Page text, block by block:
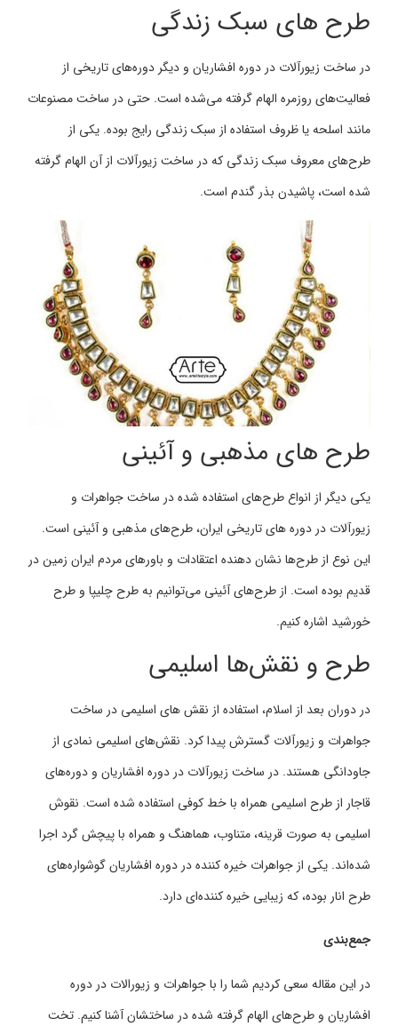
طرح های سبک زندگی
در ساخت زیورآلات در دوره افشاریان و دیگر دوره‌های تاریخی از
فعالیت‌های روزمره الهام گرفته می‌شده است. حتی در ساخت مصنوعات
مانند اسلحه یا ظروف استفاده از سبک زندگی رایج بوده. یکی از
طرح‌های معروف سبک زندگی که در ساخت زیورآلات از آن الهام گرفته
شده است، پاشیدن بذر گندم است.
طرح های مذهبی و آئینی
یکی دیگر از انواع طرح‌های استفاده شده در ساخت جواهرات و
زیورآلات در دوره های تاریخی ایران، طرح‌های مذهبی و آئینی است.
این نوع از طرح‌ها نشان دهنده اعتقادات و باورهای مردم ایران زمین در
قدیم بوده است. از طرح‌های آئینی می‌توانیم به طرح چلیپا و طرح
خورشید اشاره کنیم.
طرح و نقش‌ها اسلیمی
در دوران بعد از اسلام، استفاده از نقش های اسلیمی در ساخت
جواهرات و زیورآلات گسترش پیدا کرد. نقش‌های اسلیمی نمادی از
جاودانگی هستند. در ساخت زیورآلات در دوره افشاریان و دوره‌های
قاجار از طرح اسلیمی همراه با خط کوفی استفاده شده است. نقوش
اسلیمی به صورت قرینه، متناوب، هماهنگ و همراه با پیچش گرد اجرا
شده‌اند. یکی از جواهرات خیره کننده در دوره افشاریان گوشواره‌های
طرح انار بوده، که زیبایی خیره کننده‌ای دارد.
جمع‌بندی
در این مقاله سعی کردیم شما را با جواهرات و زیورالات در دوره
افشاریان و طرح‌های الهام گرفته شده در ساختشان آشنا کنیم. تخت